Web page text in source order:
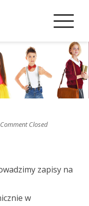
Comment Closed
zapisy na
w